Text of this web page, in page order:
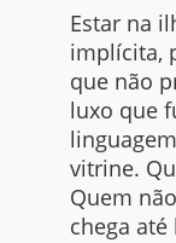
Estar na
implícita,
que não
luxo que
vitrine.
Quem
chega até